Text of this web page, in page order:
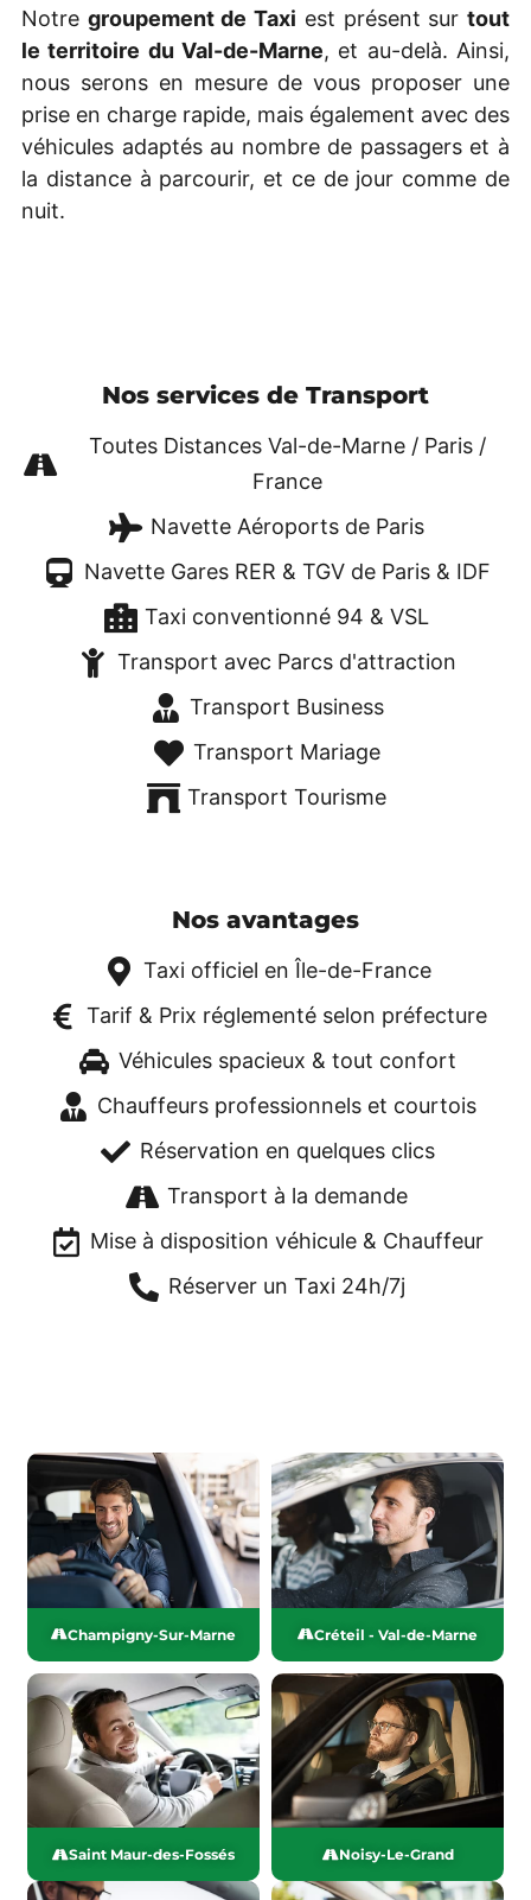
Notre groupement de Taxi est présent surtout
le territoire du Val-de-Marne, et au-delà. Ainsi,
nous serons en mesure de vous proposer une
prise en charge rapide, mais également avec des
véhicules adaptés au nombre de passagers et à
la distance à parcourir, et ce de jour comme de
nuit.
Nos services de Transport
Toutes Distances Val-de-Marne / Paris /
France
Navette Aéroports de Paris
Navette Gares RER & TGV de Paris & IDF
Taxi conventionné 94 & VSL
Transport avec Parcs d'attraction
Transport Business
Transport Mariage
Transport Tourisme
Nos avantages
Taxi officiel en Île-de-France
Tarif & Prix réglementé selon préfecture
Véhicules spacieux & tout confort
Chauffeurs professionnels et courtois
Réservation en quelques clics
Transport à la demande
Mise à disposition véhicule & Chauffeur
Réserver un Taxi 24h/7j
Champigny-Sur-Marne Créteil - Val-de-Marne
Saint Maur-des-Fossés Noisy-Le-Grand